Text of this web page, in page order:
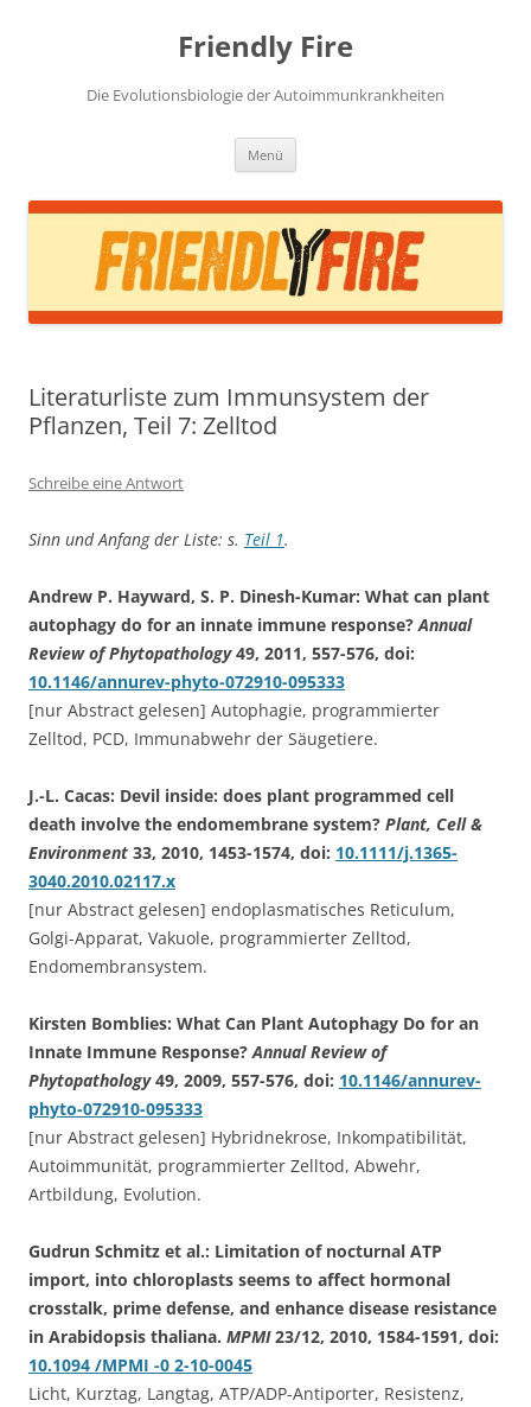
Friendly Fire
Die Evolutionsbiologie der Autoimmunkrankheiten
Menü
Literaturliste zum Immunsystem der
Pflanzen, Teil 7: Zelltod
Schreibe eine Antwort
Sinn und Anfang der Liste: s. Teil 1.
Andrew P. Hayward, S. P. Dinesh-Kumar: What can plant
autophagy do for an innate immune response?Annual
Review of Phytopathology49, 2011, 557-576, doi:
10.1146/annurev-phyto-072910-095333
[nur Abstract gelesen] Autophagie, programmierter
Zelltod, PCD, Immunabwehr der Säugetiere.
J.-L. Cacas: Devil inside: does plant programmed cell
death involve the endomembrane system? Plant, Cell &
Environment 33, 2010, 1453-1574, doi: 10.1111/j.1365-
3040.2010.02117.x
[nur Abstract gelesen] endoplasmatisches Reticulum,
Golgi-Apparat, Vakuole, programmierter Zelltod,
Endomembransystem.
Kirsten Bomblies: What Can Plant Autophagy Do for an
Innate Immune Response?Annual Review of
Phytopathology49, 2009, 557-576, doi: 10.1146/annurev-
phyto-072910-095333
[nur Abstract gelesen] Hybridnekrose, Inkompatibilität,
Autoimmunität, programmierter Zelltod, Abwehr,
Artbildung, Evolution.
Gudrun Schmitz et al.: Limitation of nocturnal ATP
import, into chloroplasts seems to affect hormonal
crosstalk, prime defense, and enhance disease resistance
in Arabidopsis thaliana. MPMI23/12, 2010, 1584-1591, doi:
10.1094 /MPMI -0 2-10-0045
Licht, Kurztag, Langtag, ATP/ADP-Antiporter, Resistenz,